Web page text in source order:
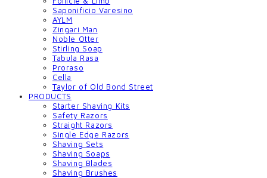
Saponificio Varesino
AYLM
Zingari Man
Noble Otter
Stirling Soap
Tabula Rasa
Proraso
Cella
Taylor of Old Bond Street
PRODUCTS
Starter Shaving Kits
Safety Razors
Straight Razors
Single Edge Razors
Shaving Sets
Shaving Soaps
Shaving Blades
Shaving Brushes